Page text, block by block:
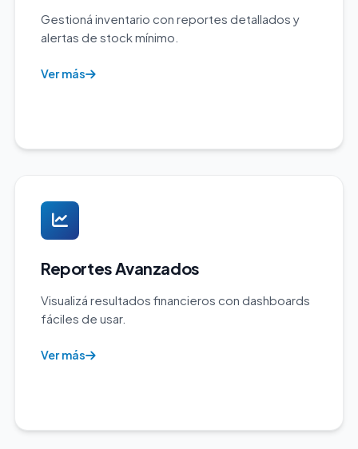
Gestioná inventario con reportes detallados y
alertas de stock mínimo.
Ver más
Reportes Avanzados
Visualizá resultados financieros con dashboards
fáciles de usar.
Ver más